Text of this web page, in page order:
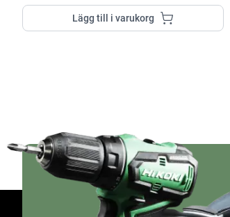
Lägg till i varukorg